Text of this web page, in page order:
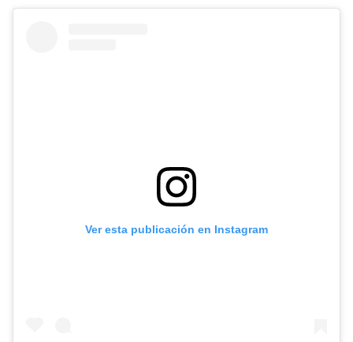
Ver esta publicación en Instagram